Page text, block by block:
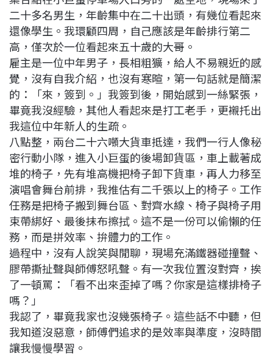
二十多名男生，年齡集中在二十出頭，有幾位看起來
還像學生。我環顧四周，自己應該是年齡排行第二
高，僅次於一位看起來五十歲的大哥。
雇主是一位中年男子，長相粗獷，給人不易親近的感
覺，沒有自我介紹，也沒有寒暄，第一句話就是簡潔
的：「來，簽到。」我簽到後，開始感到一絲緊張，
畢竟我沒經驗，其他人看起來是打工老手，更襯托出
我這位中年新人的生疏。
八點整，兩台二十六噸大貨車抵達，我們一行人像秘
密行動小隊，進入小巨蛋的後場卸貨區，車上載著成
堆的椅子，先有堆高機把椅子卸下貨車，再人力移至
演唱會舞台前排，我推估有二千張以上的椅子。工作
任務是把椅子搬到舞台區、對齊水線、椅子與椅子用
束帶綁好、最後抹布擦拭。這不是一份可以偷懶的任
務，而是拼效率、拚體力的工作。
過程中，沒有人說笑與閒聊，現場充滿鐵器碰撞聲、
膠帶撕扯聲與師傅怒吼聲。有一次我位置沒對齊，挨
了一頓罵：「看不出來歪掉了嗎？你家是這樣排椅子
嗎？」
我認了，畢竟我家也沒幾張椅子。這些話不中聽，但
我知道沒惡意，師傅們追求的是效率與準度，沒時間
讓我慢慢學習。